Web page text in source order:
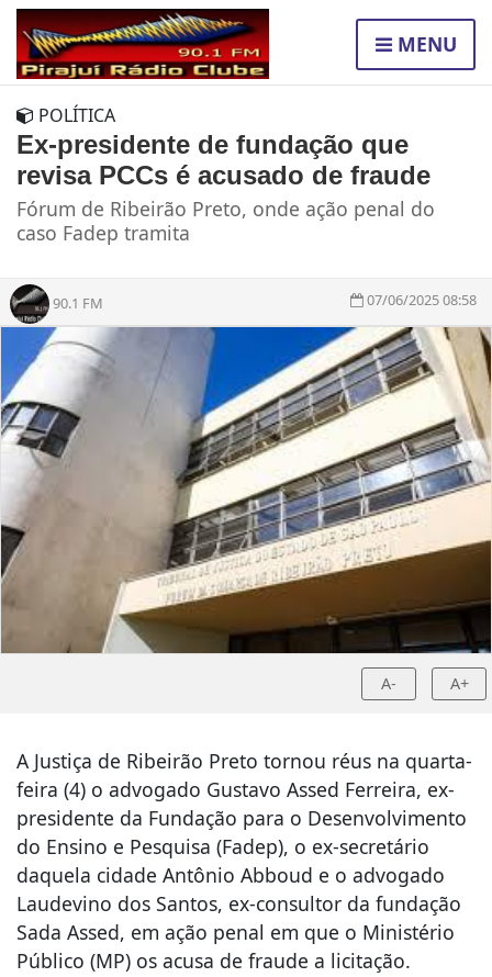
MENU
POLÍTICA
Ex-presidente de fundação que
revisa PCCs é acusado de fraude
Fórum de Ribeirão Preto, onde ação penal do
caso Fadep tramita
90.1 FM 07/06/2025 08:58
A- A+
A Justiça de Ribeirão Preto tornou réus na quarta-
feira (4) o advogado Gustavo Assed Ferreira, ex-
presidente da Fundação para o Desenvolvimento
do Ensino e Pesquisa (Fadep), o ex-secretário
daquela cidade Antônio Abboud e o advogado
Laudevino dos Santos, ex-consultor da fundação
Sada Assed, em ação penal em que o Ministério
Público (MP) os acusa de fraude a licitação.